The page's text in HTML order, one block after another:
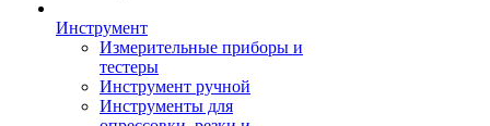
Инструмент
Измерительные приборы и
тестеры
Инструмент ручной
Инструменты для